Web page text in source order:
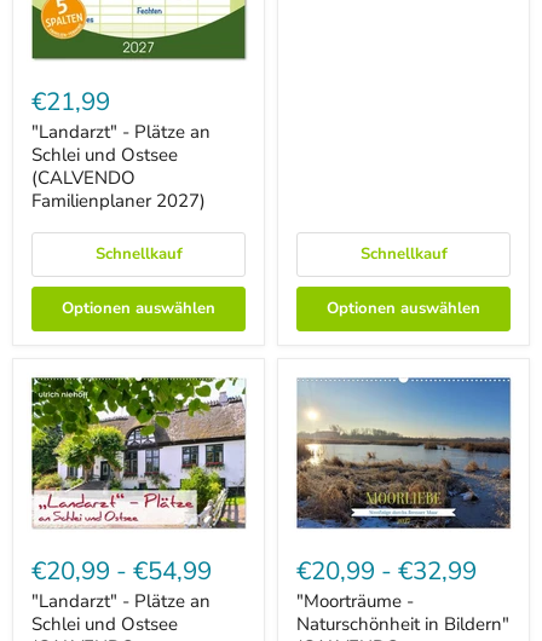
Plätze
an
Schlei
und
Ostsee
(CALVENDO
Familienplaner
€21,99
"Landarzt" - Plätze an
Schlei und Ostsee
(CALVENDO
Familienplaner 2027)
Schnellkauf
Optionen auswählen
Schnellkauf
Optionen auswählen
Plätze
an
Schlei
€20,99 - €54,99
"Landarzt" - Plätze an
Schlei und Ostsee
Naturschönheit
in
Bildern"
€20,99 - €32,99
"Moorträume -
Naturschönheit in Bildern"